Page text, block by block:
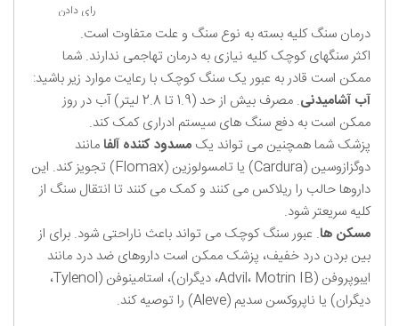
رای دادن
درمان سنگ کلیه بسته به نوع سنگ و علت متفاوت است.
اکثر سنگهای کوچک کلیه نیازی به درمان تهاجمی ندارند. شما
ممکن است قادر به عبور یک سنگ کوچک با رعایت موارد زیر باشید:
آب آشامیدنی
. مصرف بیش از حد (1.9 تا 2.8 لیتر) آب در روز
ممکن است به دفع سنگ های سیستم ادراری کمک کند.
پزشک شما همچنین می تواند یک مسدود کننده آلفامانند
دوگزازوسین (Cardura) یا تامسولوزین (Flomax) تجویز کند. این
داروها حالب را ریلاکس می کنند و کمک می کنند تا انتقال سنگ از
کلیه سریعتر شود.
مسکن ها. عبور سنگ کوچک می تواند باعث ناراحتی شود. برای از
بین بردن درد خفیف، پزشک ممکن است داروهای ضد درد مانند
ایبوپروفن (Advil، Motrin IB، دیگران)، استامینوفن (Tylenol،
دیگران) یا ناپروکسن سدیم (Aleve) را توصیه کند.